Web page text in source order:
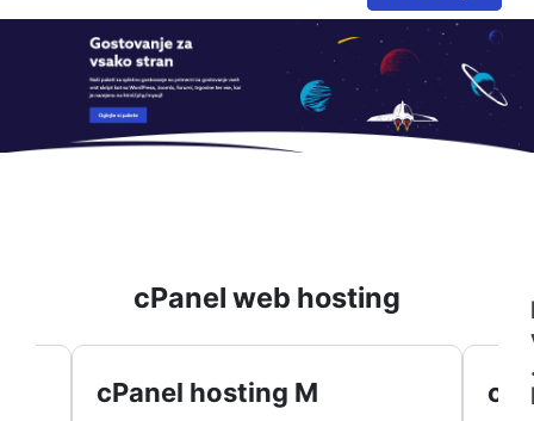
cPanel web hosting
cPanel hosting M